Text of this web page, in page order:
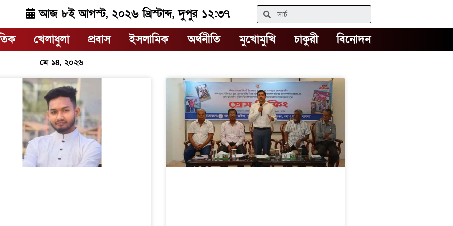
আজ ৮ই আগস্ট, ২০২৬ খ্রিস্টাব্দ, দুপুর ১২:৩৭ Search
খেলাধুলা প্রবাস ইসলামিক অর্থনীতি মুখোমুখি চাকুরী বিনোদন
মে ১৪, ২০২৬